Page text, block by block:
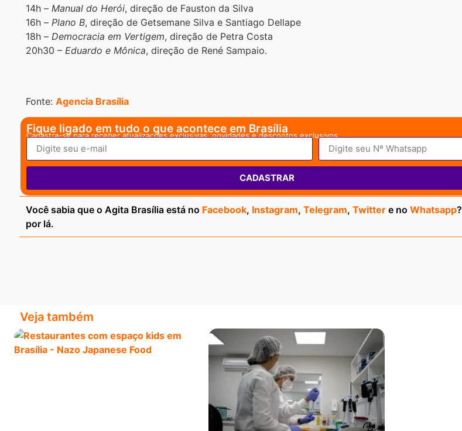
14h – Manual do Herói, direção de Fauston da Silva
16h – Plano B, direção de Getsemane Silva e Santiago Dellape
18h – Democracia em Vertigem, direção de Petra Costa
20h30 – Eduardo e Mônica, direção de René Sampaio.
Fonte: Agencia Brasília
Fique ligado em tudo o que acontece em Brasília
Cadastra-se para receber atualizações exclusivas, novidades e descontos exclusivos.
CADASTRAR
Você sabia que o Agita Brasília está no Facebook, Instagram, Telegram, Twitter e no Whatsapp
por lá.
Veja também